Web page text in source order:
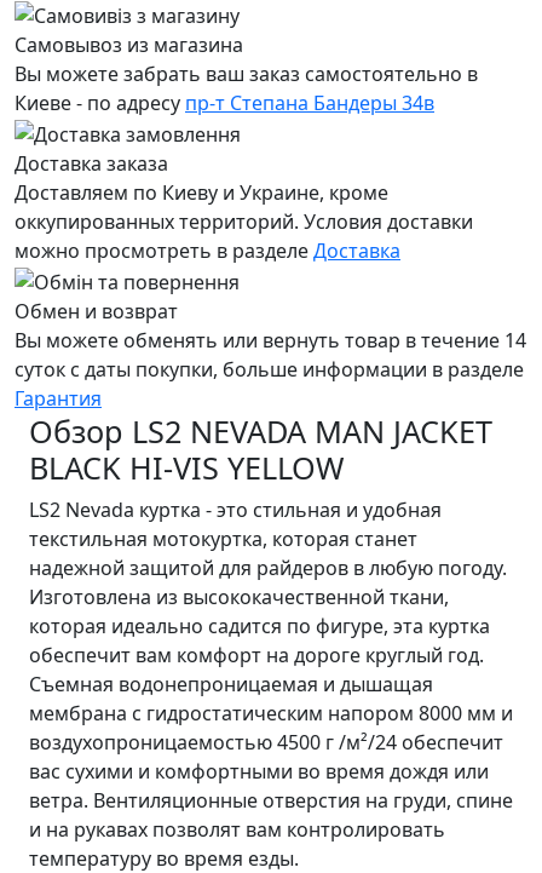
Самовывоз из магазина
Вы можете забрать ваш заказ самостоятельно в
Киеве - по адресу пр-т Степана Бандеры 34в
Доставка заказа
Доставляем по Киеву и Украине, кроме
оккупированных территорий. Условия доставки
можно просмотреть в разделеДоставка
Обмен и возврат
Вы можете обменять или вернуть товар в течение 14
суток с даты покупки, больше информации в разделе
Гарантия
Обзор LS2 NEVADA MAN JACKET
BLACK HI-VIS YELLOW
LS2 Nevada куртка - это стильная и удобная
текстильная мотокуртка, которая станет
надежной защитой для райдеров в любую погоду.
Изготовлена из высококачественной ткани,
которая идеально садится по фигуре, эта куртка
обеспечит вам комфорт на дороге круглый год.
Съемная водонепроницаемая и дышащая
мембрана с гидростатическим напором 8000 мм и
воздухопроницаемостью 4500 г /м²/24 обеспечит
вас сухими и комфортными во время дождя или
ветра. Вентиляционные отверстия на груди, спине
и на рукавах позволят вам контролировать
температуру во время езды.